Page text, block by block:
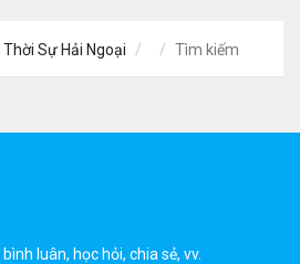
Sự Hải Ngoại Tìm kiếm
luân, học hỏi, chia sẻ, vv.